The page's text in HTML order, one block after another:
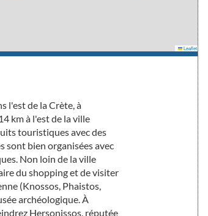
Leaflet
l'est de la Crète, à
km à l'est de la ville
touristiques avec des
sont bien organisées avec
Non loin de la ville
du shopping et de visiter
(Knossos, Phaistos,
archéologique. À
Hersonissos, réputée